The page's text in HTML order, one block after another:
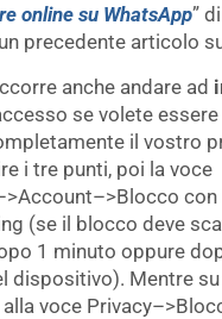
online su WhatsApp”
precedente articolo
anche andare ad
se volete
il vostro
i tre punti, poi la voce
(se il blocco deve
1 minuto oppure
dispositivo). Mentre su
voce